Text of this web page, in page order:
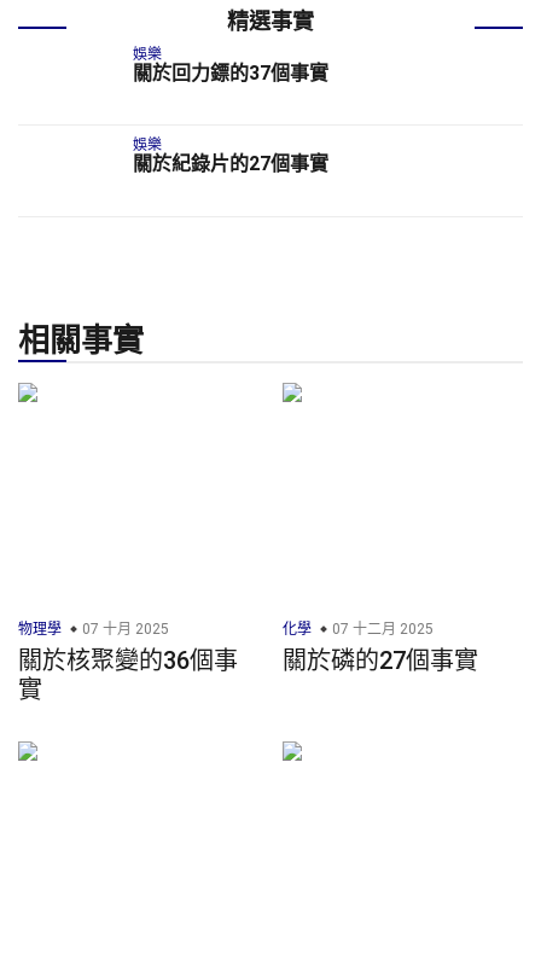
精選事實
娛樂
關於回力鏢的37個事實
娛樂
關於紀錄片的27個事實
相關事實
物理學 07 十月 2025
關於核聚變的36個事
實
化學 07 十二月 2025
關於磷的27個事實